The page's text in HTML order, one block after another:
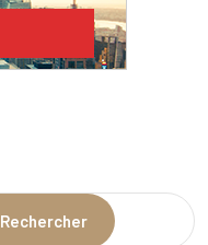
Rechercher